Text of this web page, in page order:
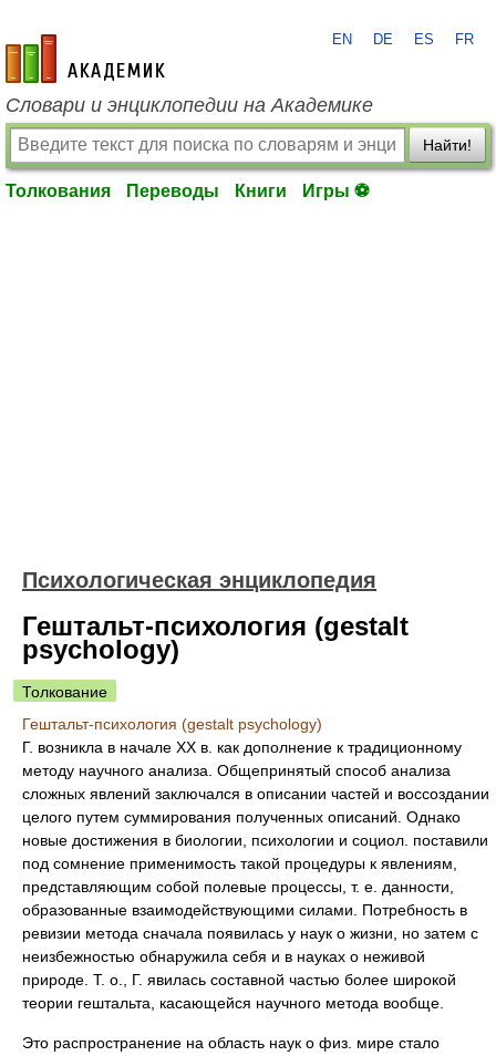
academic.ru
EN DE ES FR
Словари и энциклопедии на Академике
Найти!
Толкования Переводы Книги Игры ⚽
Психологическая энциклопедия
Гештальт-психология (gestalt
psychology)
Толкование
Гештальт-психология (gestalt psychology)
Г. возникла в начале XX в. как дополнение к традиционному
методу научного анализа. Общепринятый способ анализа
сложных явлений заключался в описании частей и воссоздании
целого путем суммирования полученных описаний. Однако
новые достижения в биологии, психологии и социол. поставили
под сомнение применимость такой процедуры к явлениям,
представляющим собой полевые процессы, т. е. данности,
образованные взаимодействующими силами. Потребность в
ревизии метода сначала появилась у наук о жизни, но затем с
неизбежностью обнаружила себя и в науках о неживой
природе. Т. о., Г. явилась составной частью более широкой
теории гештальта, касающейся научного метода вообще.
Это распространение на область наук о физ. мире стало